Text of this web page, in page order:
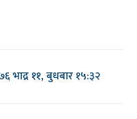
भाद्र ११, बुधबार १५:३२